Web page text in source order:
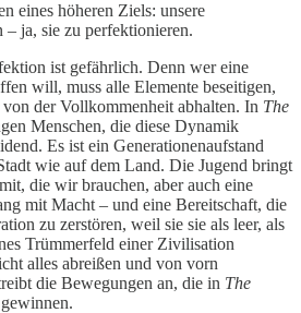
eines höheren Ziels: unsere
– ja, sie zu perfektionieren.
ist gefährlich. Denn wer eine
will, muss alle Elemente beseitigen,
der Vollkommenheit abhalten. In The
Menschen, die diese Dynamik
Es ist ein Generationenaufstand
wie auf dem Land. Die Jugend bringt
die wir brauchen, aber auch eine
mit Macht – und eine Bereitschaft, die
zu zerstören, weil sie sie als leer, als
Trümmerfeld einer Zivilisation
alles abreißen und von vorn
die Bewegungen an, die in The